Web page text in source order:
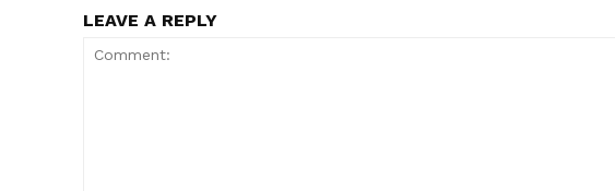
LEAVE A REPLY